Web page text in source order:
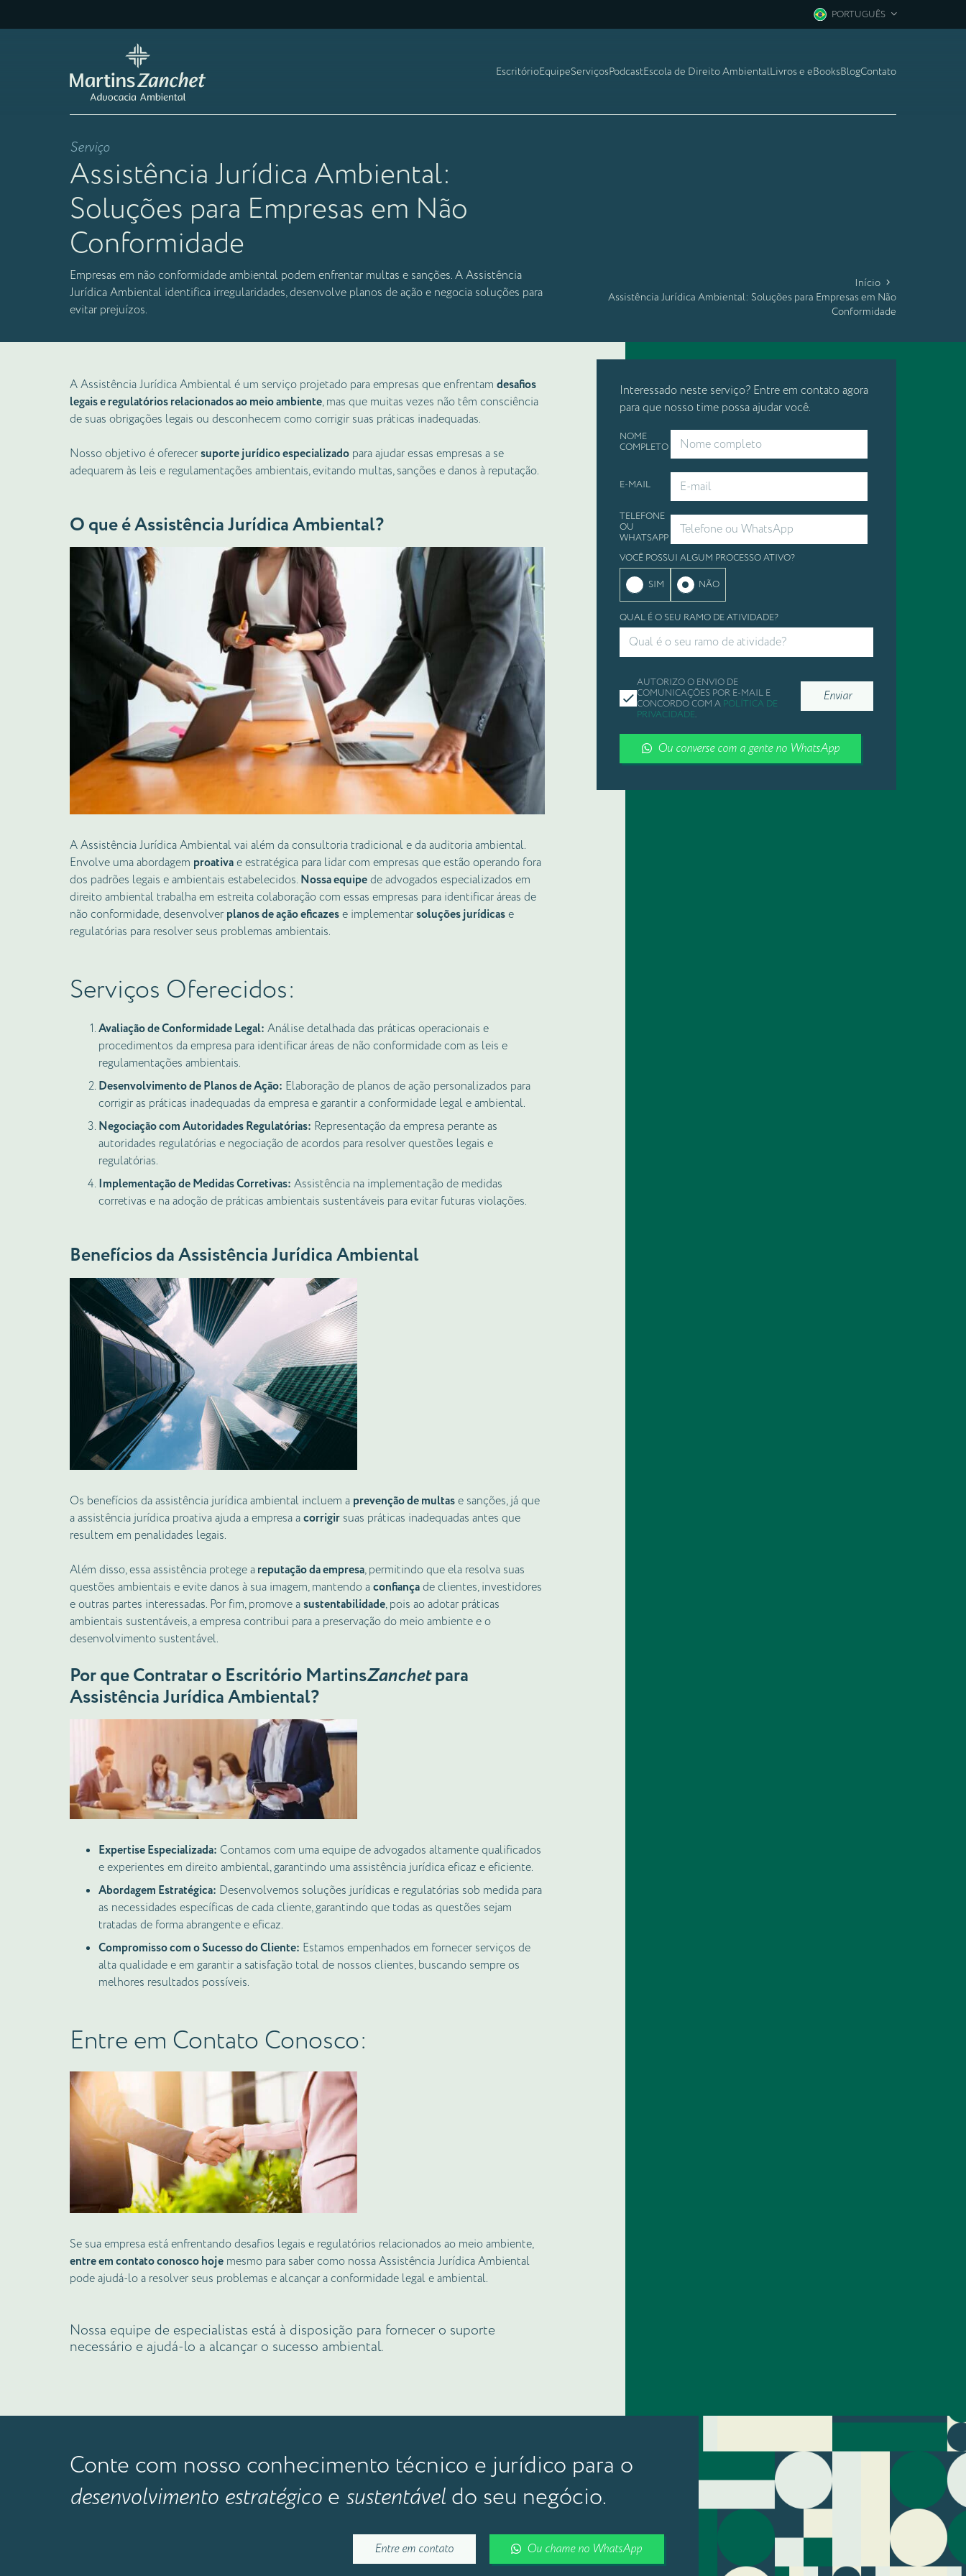
PORTUGUÊS
EscritórioEquipeServiçosPodcastEscola de Direito AmbientalLivros e eBooksBlogContato
Serviço
Assistência Jurídica Ambiental:
Soluções para Empresas em Não
Conformidade
Empresas em não conformidade ambiental podem enfrentar multas e sanções. A Assistência
Jurídica Ambiental identifica irregularidades, desenvolve planos de ação e negocia soluções para
evitar prejuízos.
Início
Assistência Jurídica Ambiental: Soluções para Empresas em Não
Conformidade
A Assistência Jurídica Ambiental é um serviço projetado para empresas que enfrentam desafios
legais e regulatórios relacionados ao meio ambiente, mas que muitas vezes não têm consciência
de suas obrigações legais ou desconhecem como corrigir suas práticas inadequadas.
Nosso objetivo é oferecersuporte jurídico especializado para ajudar essas empresas a se
adequarem às leis e regulamentações ambientais, evitando multas, sanções e danos à reputação.
O que é Assistência Jurídica Ambiental?
A Assistência Jurídica Ambiental vai além da consultoria tradicional e da auditoria ambiental.
Envolve uma abordagem proativae estratégica para lidar com empresas que estão operando fora
dos padrões legais e ambientais estabelecidos. Nossa equipede advogados especializados em
direito ambiental trabalha em estreita colaboração com essas empresas para identificar áreas de
não conformidade, desenvolver planos de ação eficazese implementarsoluções jurídicase
regulatórias para resolver seus problemas ambientais.
Serviços Oferecidos:
Avaliação de Conformidade Legal: Análise detalhada das práticas operacionais e
procedimentos da empresa para identificar áreas de não conformidade com as leis e
regulamentações ambientais.
Desenvolvimento de Planos de Ação: Elaboração de planos de ação personalizados para
corrigir as práticas inadequadas da empresa e garantir a conformidade legal e ambiental.
Negociação com Autoridades Regulatórias: Representação da empresa perante as
autoridades regulatórias e negociação de acordos para resolver questões legais e
regulatórias.
Implementação de Medidas Corretivas: Assistência na implementação de medidas
corretivas e na adoção de práticas ambientais sustentáveis para evitar futuras violações.
Benefícios da Assistência Jurídica Ambiental
Os benefícios da assistência jurídica ambiental incluem a prevenção de multase sanções, já que
a assistência jurídica proativa ajuda a empresa acorrigir suas práticas inadequadas antes que
resultem em penalidades legais.
Além disso, essa assistência protege areputação da empresa, permitindo que ela resolva suas
questões ambientais e evite danos à sua imagem, mantendo aconfiançade clientes, investidores
e outras partes interessadas. Por fim, promove asustentabilidade, pois ao adotar práticas
ambientais sustentáveis, a empresa contribui para a preservação do meio ambiente e o
desenvolvimento sustentável.
Por que Contratar o Escritório MartinsZanchetpara
Assistência Jurídica Ambiental?
Expertise Especializada: Contamos com uma equipe de advogados altamente qualificados
e experientes em direito ambiental, garantindo uma assistência jurídica eficaz e eficiente.
Abordagem Estratégica: Desenvolvemos soluções jurídicas e regulatórias sob medida para
as necessidades específicas de cada cliente, garantindo que todas as questões sejam
tratadas de forma abrangente e eficaz.
Compromisso com o Sucesso do Cliente: Estamos empenhados em fornecer serviços de
alta qualidade e em garantir a satisfação total de nossos clientes, buscando sempre os
melhores resultados possíveis.
Entre em Contato Conosco:
Se sua empresa está enfrentando desafios legais e regulatórios relacionados ao meio ambiente,
entre em contato conosco hoje mesmo para saber como nossa Assistência Jurídica Ambiental
pode ajudá-lo a resolver seus problemas e alcançar a conformidade legal e ambiental.
Nossa equipe de especialistas está à disposição para fornecer o suporte
necessário e ajudá-lo a alcançar o sucesso ambiental.
Interessado neste serviço? Entre em contato agora
para que nosso time possa ajudar você.
NOME
COMPLETO
E-MAIL
TELEFONE
OU
WHATSAPP
VOCÊ POSSUI ALGUM PROCESSO ATIVO?
SIM
NÃO
QUAL É O SEU RAMO DE ATIVIDADE?
AUTORIZO O ENVIO DE
COMUNICAÇÕES POR E-MAIL E
CONCORDO COM A POLÍTICA DE
PRIVACIDADE.
Enviar
Ou converse com a gente no WhatsApp
Conte com nosso conhecimento técnico e jurídico para o
desenvolvimento estratégicoe sustentáveldo seu negócio.
Entre em contato Ou chame no WhatsApp